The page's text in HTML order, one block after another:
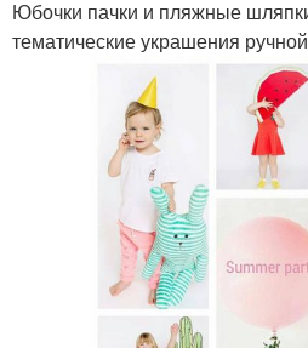
Юбочки пачки и пляжные
тематические украшения